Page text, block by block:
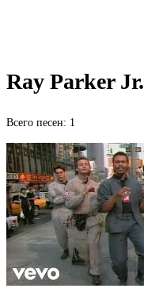
Ray Parker Jr.
Всего песен: 1